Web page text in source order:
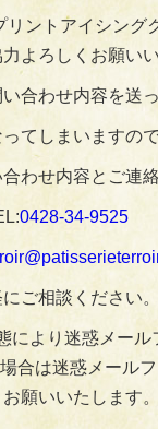
ントアイシング
よろしくお願い
合わせ内容を送
てしまいますの
わせ内容とご連
0428‐34‐9525
ご相談ください。
より迷惑メール
合は迷惑メール
願いいたします。